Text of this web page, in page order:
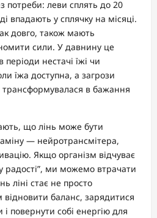
потреби: леви сплять до 20
впадають у сплячку на місяці.
довго, також мають
сили. У давнину це
нестачі їжі чи
їжа доступна, а загрози
трансформувалася в бажання
що лінь може бути
— нейротрансмітера,
Якщо організм відчуває
радості”, ми можемо втрачати
ліні стає не просто
відновити баланс, зарядитися
повернути собі енергію для